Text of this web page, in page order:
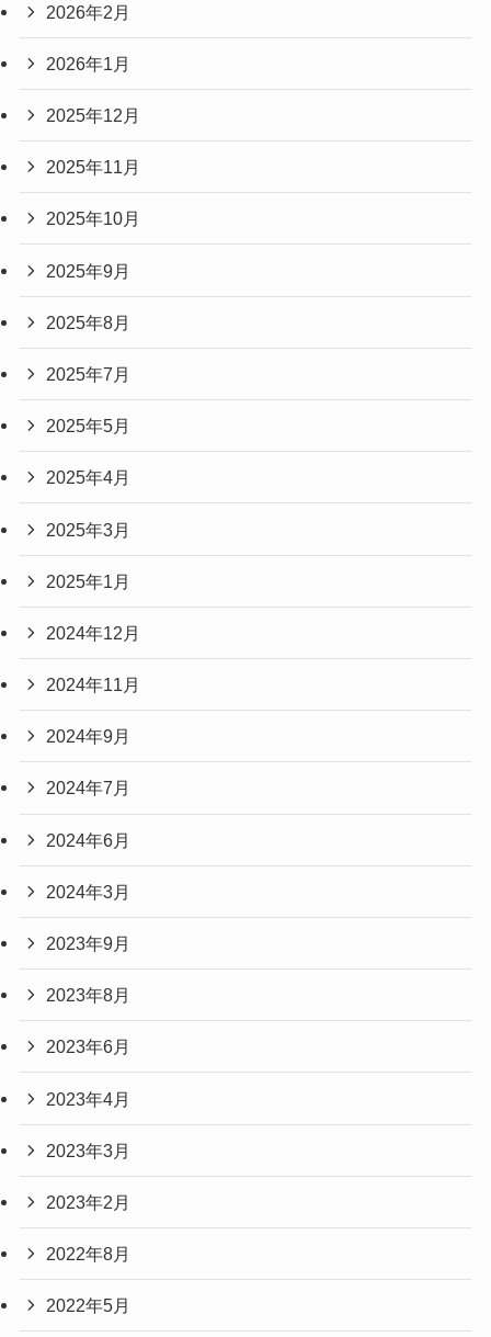
2026年2月
2026年1月
2025年12月
2025年11月
2025年10月
2025年9月
2025年8月
2025年7月
2025年5月
2025年4月
2025年3月
2025年1月
2024年12月
2024年11月
2024年9月
2024年7月
2024年6月
2024年3月
2023年9月
2023年8月
2023年6月
2023年4月
2023年3月
2023年2月
2022年8月
2022年5月